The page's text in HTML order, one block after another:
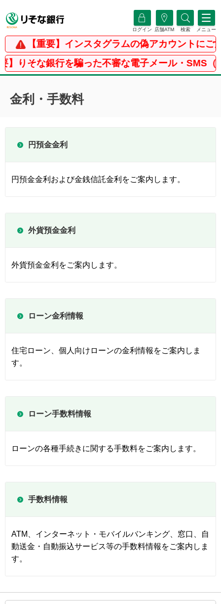
ログイン 店舗ATM 検索 メニュー
【重要】インスタグラムの偽アカウントにご注
りそな銀行を騙った不審な電子メール・SMS（シ
金利・手数料
円預金金利
円預金金利および金銭信託金利をご案内します。
外貨預金金利
外貨預金金利をご案内します。
ローン金利情報
住宅ローン、個人向けローンの金利情報をご案内しま
す。
ローン手数料情報
ローンの各種手続きに関する手数料をご案内します。
手数料情報
ATM、インターネット・モバイルバンキング、窓口、自
動送金・自動振込サービス等の手数料情報をご案内しま
す。